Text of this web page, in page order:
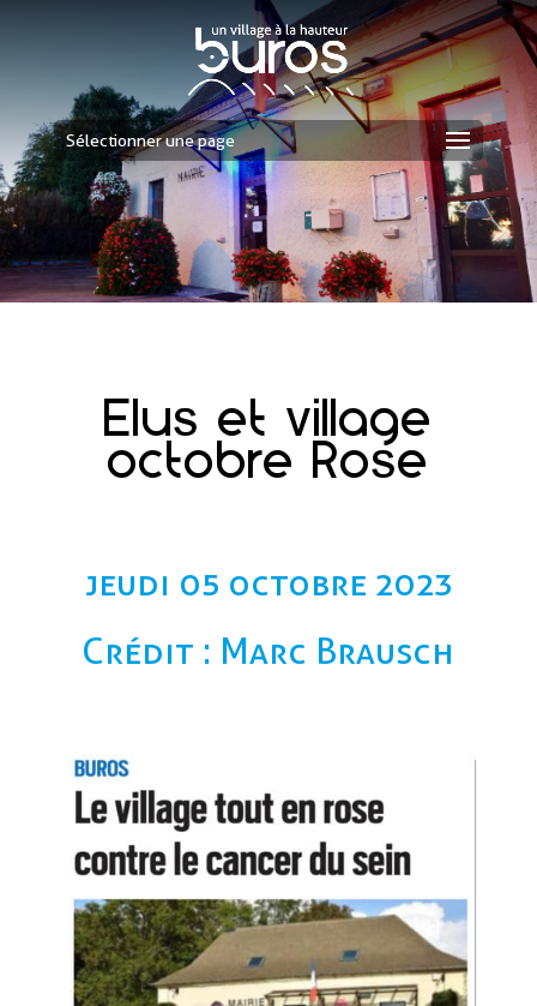
Sélectionner une page
Elus et village
octobre Rose
jeudi 05 octobre 2023
Crédit : Marc Brausch